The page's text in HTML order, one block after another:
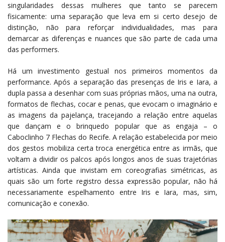
singularidades dessas mulheres que tanto se parecem
fisicamente: uma separação que leva em si certo desejo de
distinção, não para reforçar individualidades, mas para
demarcar as diferenças e nuances que são parte de cada uma
das performers.
Há um investimento gestual nos primeiros momentos da
performance. Após a separação das presenças de Iris e Iara, a
dupla passa a desenhar com suas próprias mãos, uma na outra,
formatos de flechas, cocar e penas, que evocam o imaginário e
as imagens da pajelança, tracejando a relação entre aquelas
que dançam e o brinquedo popular que as engaja – o
Caboclinho 7 Flechas do Recife. A relação estabelecida por meio
dos gestos mobiliza certa troca energética entre as irmãs, que
voltam a dividir os palcos após longos anos de suas trajetórias
artísticas. Ainda que invistam em coreografias simétricas, as
quais são um forte registro dessa expressão popular, não há
necessariamente espelhamento entre Iris e Iara, mas, sim,
comunicação e conexão.